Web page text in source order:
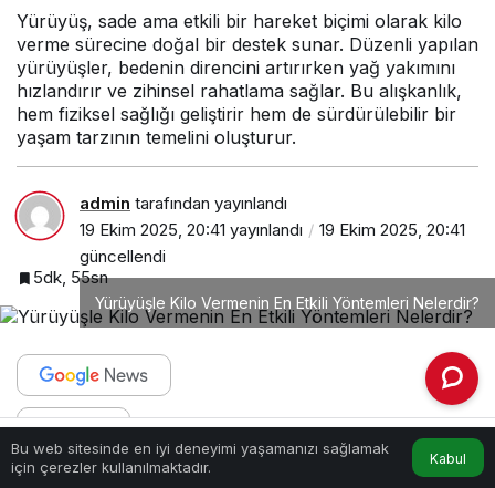
Yürüyüş, sade ama etkili bir hareket biçimi olarak kilo
verme sürecine doğal bir destek sunar. Düzenli yapılan
yürüyüşler, bedenin direncini artırırken yağ yakımını
hızlandırır ve zihinsel rahatlama sağlar. Bu alışkanlık,
hem fiziksel sağlığı geliştirir hem de sürdürülebilir bir
yaşam tarzının temelini oluşturur.
admin tarafından yayınlandı
19 Ekim 2025, 20:41 yayınlandı
19 Ekim 2025, 20:41
güncellendi
5dk, 55sn
Yürüyüşle Kilo Vermenin En Etkili Yöntemleri Nelerdir?
PAYLAŞ
Yürüyüşle kilo vermek , sağlıklı yaşamın en doğal
Bu web sitesinde en iyi deneyimi yaşamanızı sağlamak
için çerezler kullanılmaktadır.
Kabul
Anasayfa Hesabım